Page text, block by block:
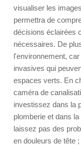
visualiser les
permettra de
décisions éclairées
nécessaires. De
l'environnement,
invasives qui
espaces verts. En
caméra de
investissez dans la
plomberie et dans
laissez pas des
en douleurs de tête